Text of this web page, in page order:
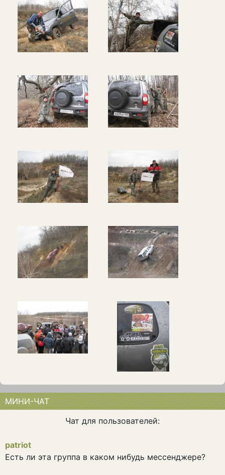
МИНИ-ЧАТ
Чат для пользователей:
patriot
Есть ли эта группа в каком нибудь мессенджере?